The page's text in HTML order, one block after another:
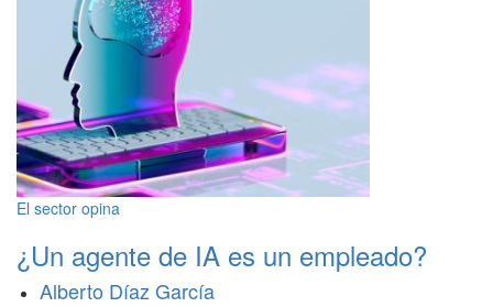
El sector opina
¿Un agente de IA es un empleado?
Alberto Díaz García